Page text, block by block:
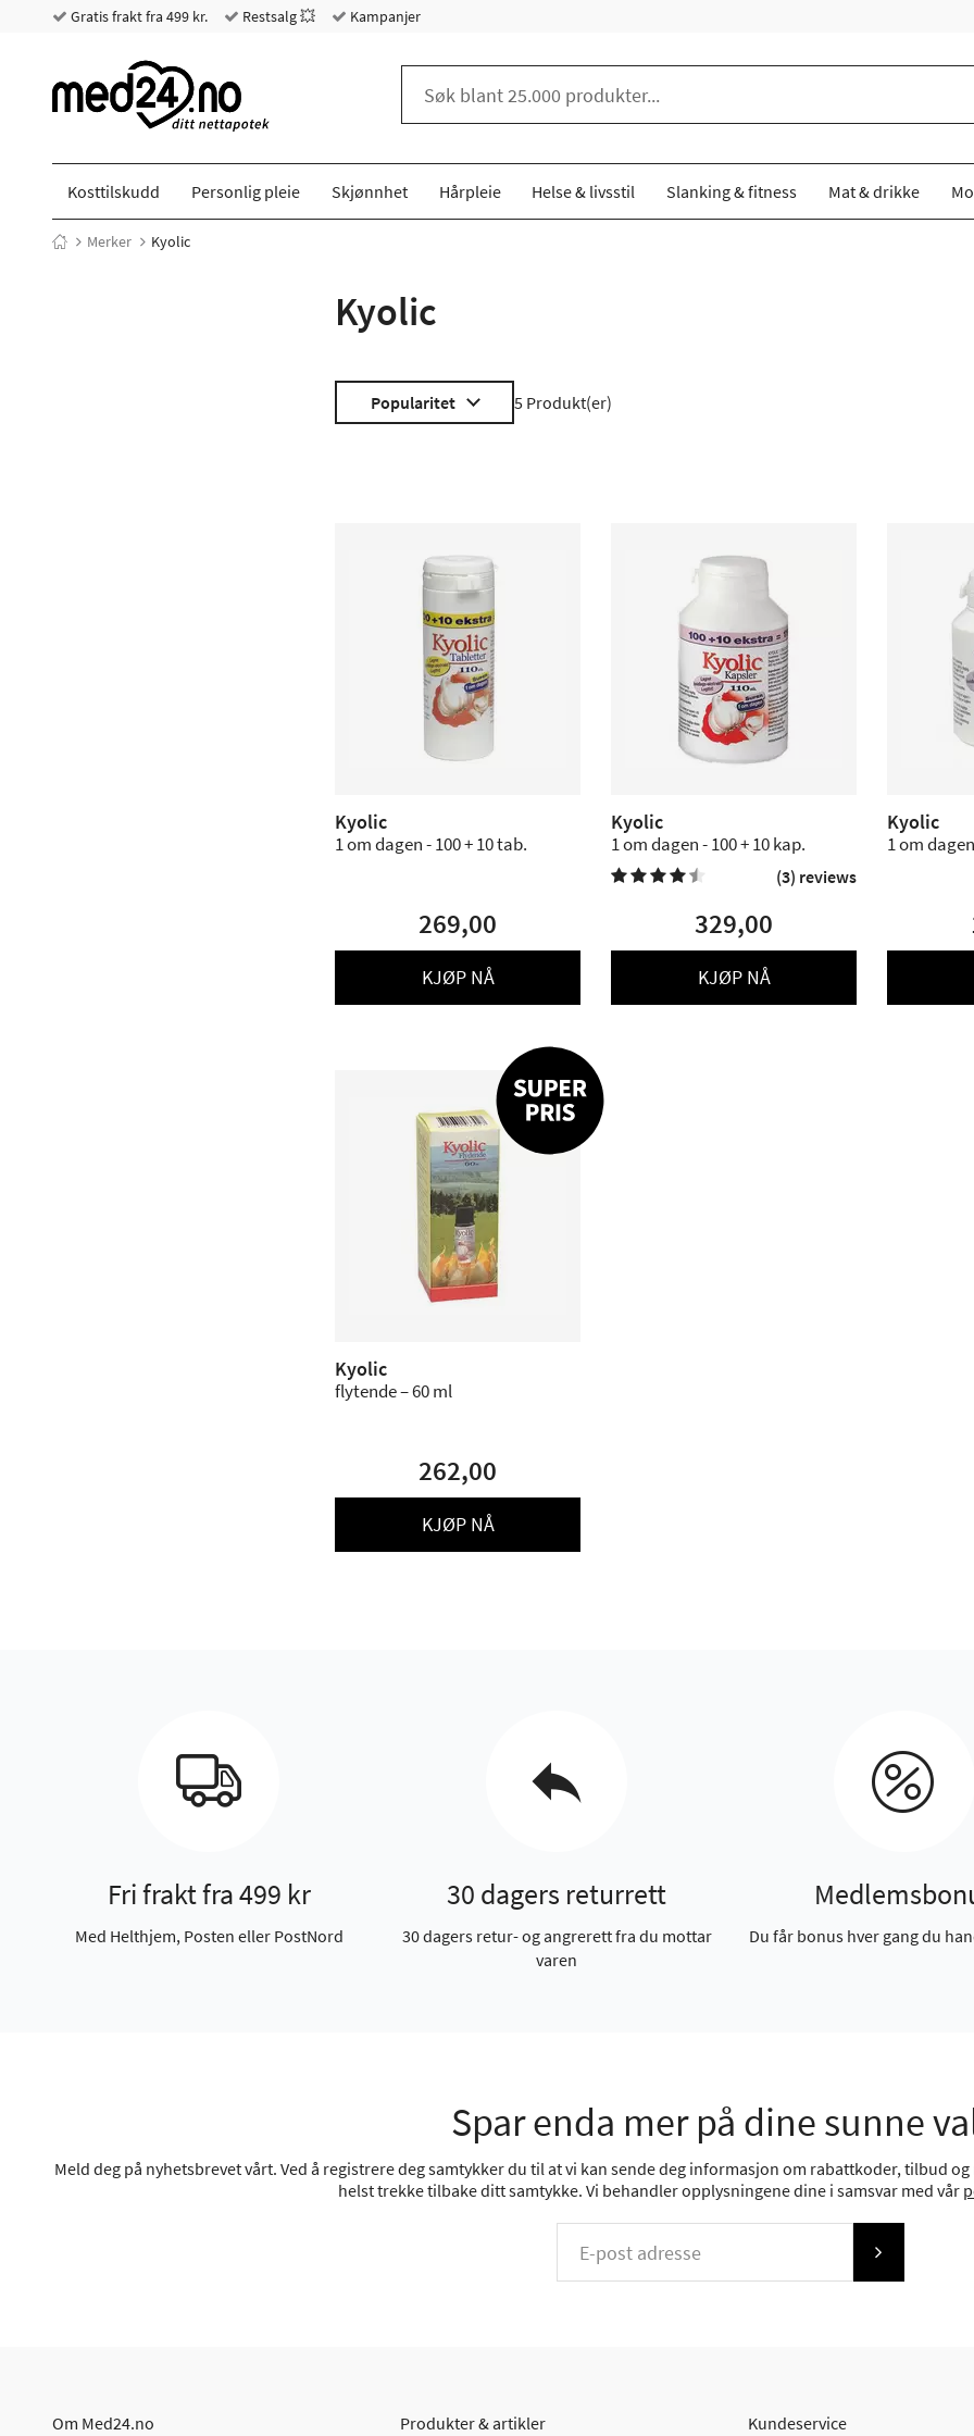
Gratis frakt fra 499 kr. Restsalg 💥 Kampanjer
Kosttilskudd Personlig pleie Skjønnhet Hårpleie Helse & livsstil Slanking & fitness Mat & drikke
Merker Kyolic
Kyolic
Popularitet 5 Produkt(er)
Kyolic
1 om dagen - 100 + 10 tab.
269,00
KJØP NÅ
Kyolic
1 om dagen - 100 + 10 kap.
 (3) reviews
329,00
KJØP NÅ
Kyolic
1 om
Kyolic
flytende – 60 ml
262,00
KJØP NÅ
Fri frakt fra 499 kr
Med Helthjem, Posten eller PostNord
30 dagers returrett
30 dagers retur- og angrerett fra du mottar
varen
Du får bonus hver gang du
Spar enda mer på dine sunne
Meld deg på nyhetsbrevet vårt. Ved å registrere deg samtykker du til at vi kan sende deg informasjon om rabattkoder, tilbud
helst trekke tilbake ditt samtykke. Vi behandler opplysningene dine i samsvar med vår
Om Med24.no
Produkter & artikler
Kundeservice